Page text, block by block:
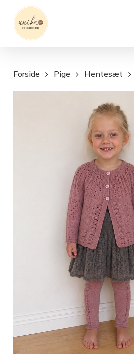
main
content
Kurv
Forside Pige Hentesæt